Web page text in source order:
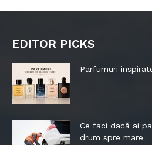
EDITOR PICKS
Parfumuri
Ce faci dacă ai
drum spre mare